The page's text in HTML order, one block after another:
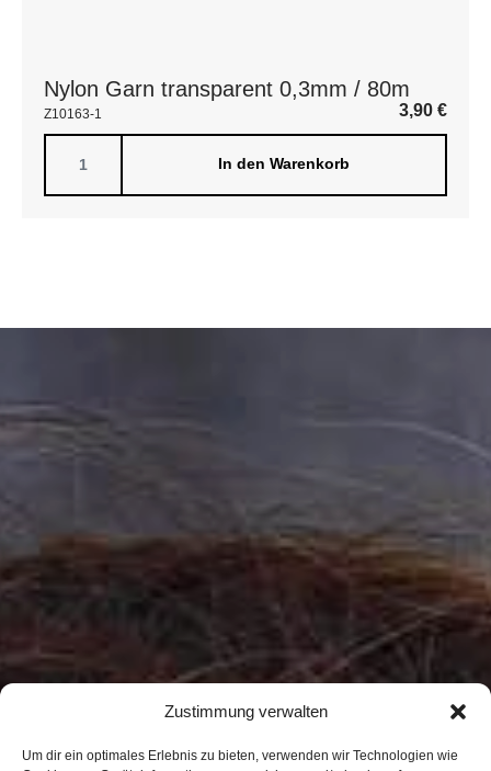
Zustimmung verwalten
Um dir ein optimales Erlebnis zu bieten, verwenden wir Technologien wie
Nylon Garn transparent 0,3mm / 80m
Z10163-1 3,90 €
In den Warenkorb